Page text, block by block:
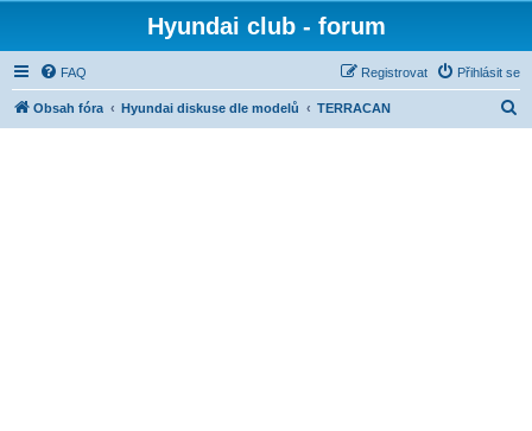
Hyundai club - forum
FAQ Přihlásit se
Registrovat
Obsah fóra Hyundai diskuse dle modelů TERRACAN